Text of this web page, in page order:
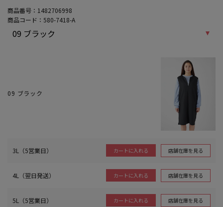
商品番号： 1482706998
商品コード： 580-7418-A
09 ブラック
3L（5営業日） カートに入れる 店舗在庫を見る
4L（翌日発送） カートに入れる 店舗在庫を見る
5L（5営業日） カートに入れる 店舗在庫を見る